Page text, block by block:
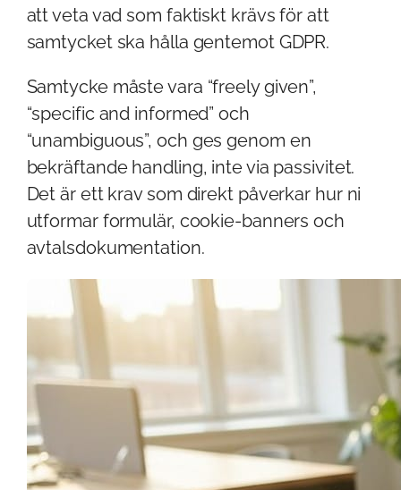
att veta vad som faktiskt krävs för att
samtycket ska hålla gentemot GDPR.
Samtycke måste vara “freely given”,
“specific and informed” och
“unambiguous”, och ges genom en
bekräftande handling, inte via passivitet.
Det är ett krav som direkt påverkar hur ni
utformar formulär, cookie-banners och
avtalsdokumentation.